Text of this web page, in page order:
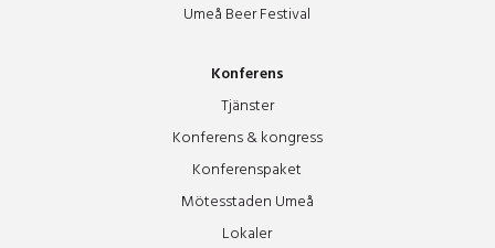
Umeå Beer Festival
Konferens
Tjänster
Konferens & kongress
Konferenspaket
Mötesstaden Umeå
Lokaler